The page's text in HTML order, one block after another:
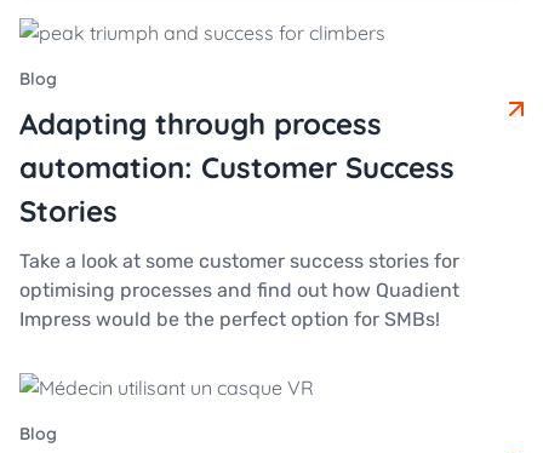
blog
Adapting through process
automation: Customer Success
Stories
Take a look at some customer success stories for
optimising processes and find out how Quadient
Impress would be the perfect option for SMBs!
blog